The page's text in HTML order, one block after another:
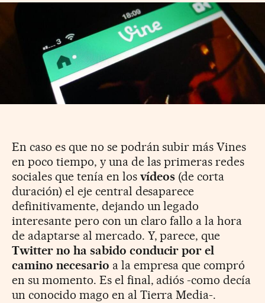
En caso es que no se podrán subir más Vines
en poco tiempo, y una de las primeras redes
sociales que tenía en los vídeos (de corta
duración) el eje central desaparece
definitivamente, dejando un legado
interesante pero con un claro fallo a la hora
de adaptarse al mercado. Y, parece, que
Twitter no ha sabido conducir por el
camino necesario a la empresa que compró
en su momento. Es el final, adiós -como decía
un conocido mago en al Tierra Media-.